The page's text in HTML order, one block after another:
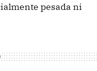
pesada ni